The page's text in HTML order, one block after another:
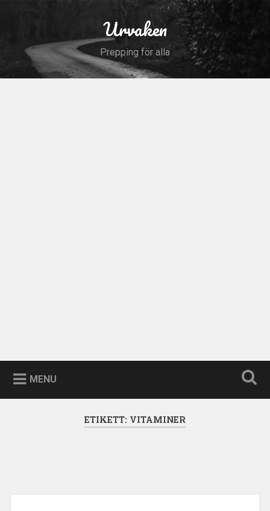
Urvaken
Prepping för alla
MENU
ETIKETT: VITAMINER